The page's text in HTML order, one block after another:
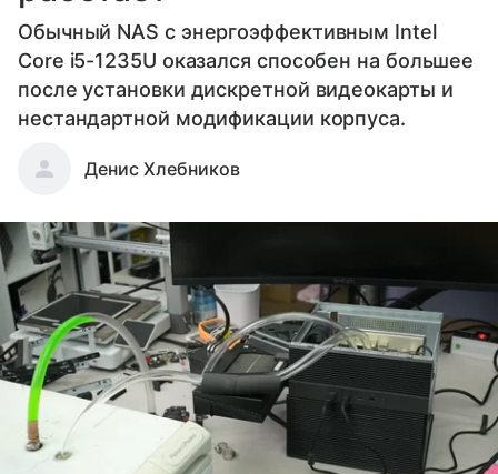
Обычный NAS с энергоэффективным Intel
Core i5-1235U оказался способен на большее
после установки дискретной видеокарты и
нестандартной модификации корпуса.
Денис Хлебников